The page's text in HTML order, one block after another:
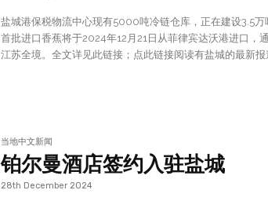
盐城港保税物流中心现有5000吨冷链仓库，正在建设3.5万
首批进口香蕉将于2024年12月21日从菲律宾达沃港进口，
江苏全境。全文详见此链接；点此链接阅读有盐城的最新报
当地中文新闻
铂尔曼酒店签约入驻盐城
28th December 2024